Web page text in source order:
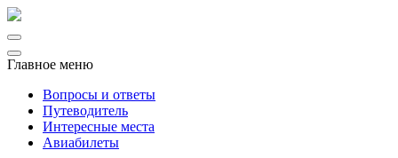
Главное меню
Вопросы и ответы
Путеводитель
Интересные места
Авиабилеты